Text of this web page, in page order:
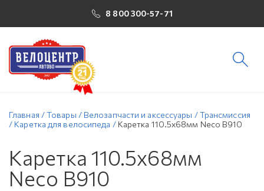
8 800 300-57-71
Главная /Товары / Велозапчасти и аксессуары /Трансмиссия
/ Каретка для велосипеда / Каретка 110.5x68мм Neco В910
Каретка 110.5x68мм
Neco В910